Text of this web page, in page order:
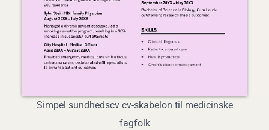
Simpel sundhedscv cv-skabelon til medicinske
fagfolk